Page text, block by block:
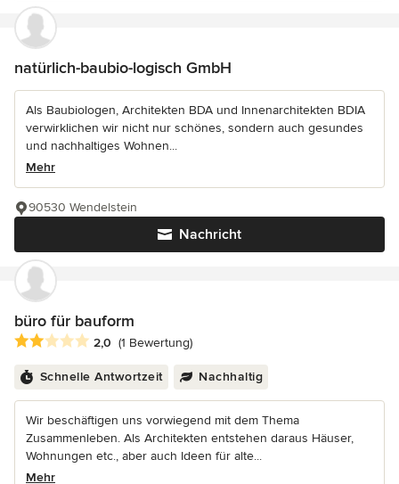
natürlich-baubio-logisch GmbH
Als Baubiologen, Architekten BDA und Innenarchitekten BDIA
verwirklichen wir nicht nur schönes, sondern auch gesundes
und nachhaltiges Wohnen...
Mehr
Nachricht
90530 Wendelstein
büro für bauform
Durchschnittliche Bewertung: 2 von 5 Sternen
2,0 (1 Bewertung)
Schnelle Antwortzeit Nachhaltig
Wir beschäftigen uns vorwiegend mit dem Thema
Zusammenleben. Als Architekten entstehen daraus Häuser,
Wohnungen etc., aber auch Ideen für alte...
Mehr